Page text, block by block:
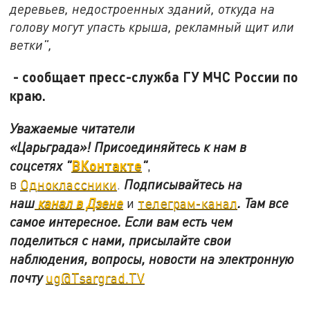
деревьев, недостроенных зданий, откуда на
голову могут упасть крыша, рекламный щит или
ветки",
- сообщает пресс-служба ГУ МЧС России по
краю.
Уважаемые читатели
«Царьграда»! Присоединяйтесь к нам в
соцсетях "ВКонтакте",
в Одноклассники Подписывайтесь на
нашканал в Дзене и телеграм-канал. Там все
самое интересное. Если вам есть чем
поделиться с нами, присылайте свои
наблюдения, вопросы, новости на электронную
почтуug@Tsargrad.TV